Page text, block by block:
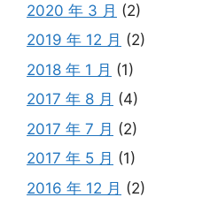
2020 年 3 月 (2)
2019 年 12 月 (2)
2018 年 1 月 (1)
2017 年 8 月 (4)
2017 年 7 月 (2)
2017 年 5 月 (1)
2016 年 12 月 (2)